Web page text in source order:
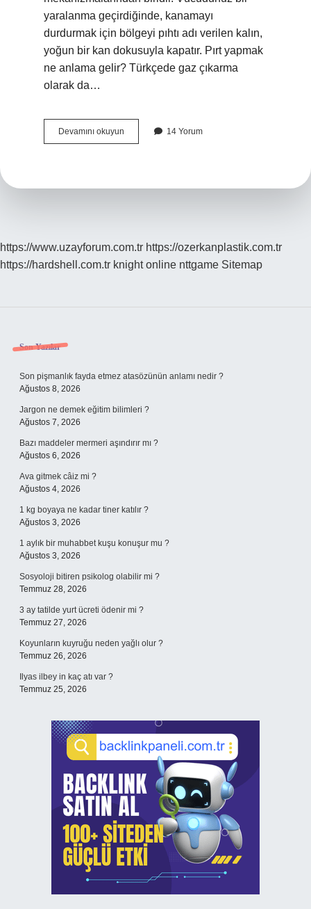
yaralanma geçirdiğinde, kanamayı
durdurmak için bölgeyi pıhtı adı verilen kalın,
yoğun bir kan dokusuyla kapatır. Pırt yapmak
ne anlama gelir? Türkçede gaz çıkarma
olarak da…
Devamını okuyun
Ne
14 Yorum
https://www.uzayforum.com.tr https://ozerkanplastik.com.tr
https://hardshell.com.tr knight online nttgame Sitemap
Sidebar
Son Yazılar
Son pişmanlık fayda etmez atasözünün anlamı nedir ?
Ağustos 8, 2026
Jargon ne demek eğitim bilimleri ?
Ağustos 7, 2026
Bazı maddeler mermeri aşındırır mı ?
Ağustos 6, 2026
Ava gitmek câiz mi ?
Ağustos 4, 2026
1 kg boyaya ne kadar tiner katılır ?
Ağustos 3, 2026
1 aylık bir muhabbet kuşu konuşur mu ?
Ağustos 3, 2026
Sosyoloji bitiren psikolog olabilir mi ?
Temmuz 28, 2026
3 ay tatilde yurt ücreti ödenir mi ?
Temmuz 27, 2026
Koyunların kuyruğu neden yağlı olur ?
Temmuz 26, 2026
Ilyas ilbey in kaç atı var ?
Temmuz 25, 2026